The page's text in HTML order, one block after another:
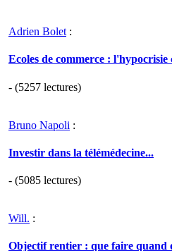
Adrien Bolet :
Ecoles de commerce : l'hypocrisie
- (5257 lectures)
Bruno Napoli :
Investir dans la télémédecine...
- (5085 lectures)
Will. :
Objectif rentier : que faire quand